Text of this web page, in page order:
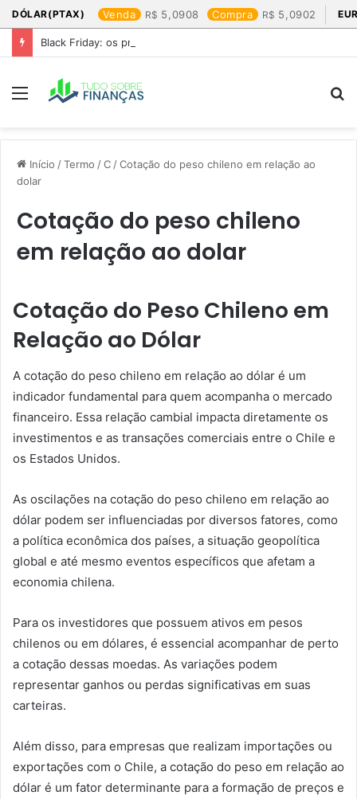
DÓLAR(PTAX) Venda 5,0908 Compra 5,0902
Black Friday: os produtos que mais valem a pena
Menu
Início /Termo /C /Cotação do peso chileno em relação ao
dolar​
Cotação do peso chileno
em relação ao dolar​
Cotação do Peso Chileno em
Relação ao Dólar
A cotação do peso chileno em relação ao dólar é um
indicador fundamental para quem acompanha o mercado
financeiro. Essa relação cambial impacta diretamente os
investimentos e as transações comerciais entre o Chile e
os Estados Unidos.
As oscilações na cotação do peso chileno em relação ao
dólar podem ser influenciadas por diversos fatores, como
a política econômica dos países, a situação geopolítica
global e até mesmo eventos específicos que afetam a
economia chilena.
Para os investidores que possuem ativos em pesos
chilenos ou em dólares, é essencial acompanhar de perto
a cotação dessas moedas. As variações podem
representar ganhos ou perdas significativas em suas
carteiras.
Além disso, para empresas que realizam importações ou
exportações com o Chile, a cotação do peso em relação ao
dólar é um fator determinante para a formação de preços e